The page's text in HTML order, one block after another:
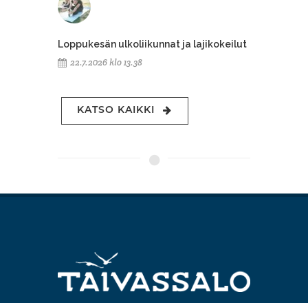
Loppukesän ulkoliikunnat ja lajikokeilut
22.7.2026 klo 13.38
KATSO KAIKKI